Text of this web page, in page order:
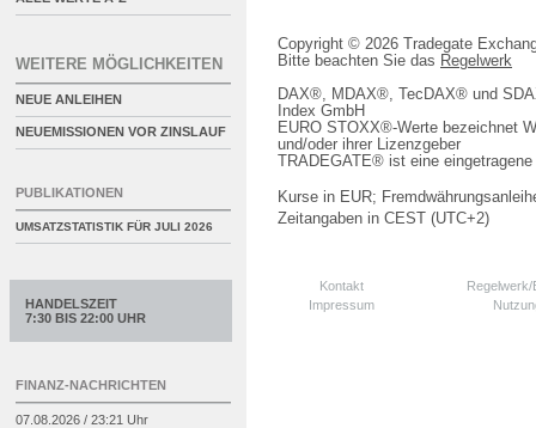
Copyright © 2026 Tradegate
Bitte beachten Sie das Regelwerk
DAX®, MDAX®, TecDAX® und
Index GmbH
EURO STOXX®-Werte bezeichnet
und/oder ihrer Lizenzgeber
TRADEGATE® ist eine
Kurse in EUR;
Zeitangaben in CEST (UTC+2)
Kontakt
Impressum
WEITERE MÖGLICHKEITEN
NEUE ANLEIHEN
NEUEMISSIONEN VOR ZINSLAUF
PUBLIKATIONEN
UMSATZSTATISTIK FÜR JULI 2026
HANDELSZEIT
7:30 BIS 22:00 UHR
FINANZ-NACHRICHTEN
07.08.2026 / 23:21 Uhr